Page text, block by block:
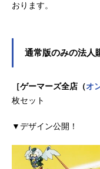
おります。
通常版のみの法人
［ゲーマーズ全店（オ
枚セット
▼デザイン公開！